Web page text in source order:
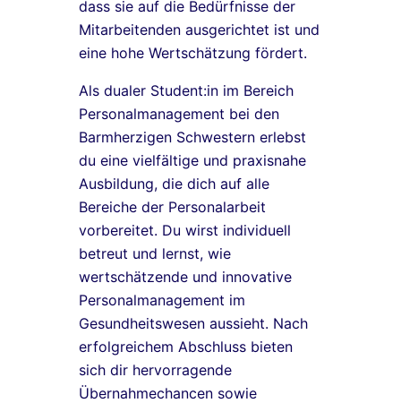
dass sie auf die Bedürfnisse der
Mitarbeitenden ausgerichtet ist und
eine hohe Wertschätzung fördert.
Als dualer Student:in im Bereich
Personalmanagement bei den
Barmherzigen Schwestern erlebst
du eine vielfältige und praxisnahe
Ausbildung, die dich auf alle
Bereiche der Personalarbeit
vorbereitet. Du wirst individuell
betreut und lernst, wie
wertschätzende und innovative
Personalmanagement im
Gesundheitswesen aussieht. Nach
erfolgreichem Abschluss bieten
sich dir hervorragende
Übernahmechancen sowie